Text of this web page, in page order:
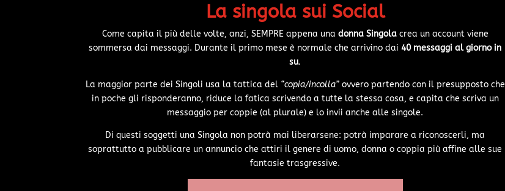
La singola sui Social
Come capita il più delle volte, anzi, SEMPRE appena una donna Singolacrea un account viene
sommersa dai messaggi. Durante il primo mese è normale che arrivino dai40 messaggi al giorno in
su.
La maggior parte dei Singoli usa la tattica del “copia/incolla”ovvero partendo con il presupposto che
in poche gli risponderanno, riduce la fatica scrivendo a tutte la stessa cosa, e capita che scriva un
messaggio per coppie (al plurale) e lo invii anche alle singole.
Di questi soggetti una Singola non potrà mai liberarsene: potrà imparare a riconoscerli, ma
soprattutto a pubblicare un annuncio che attiri il genere di uomo, donna o coppia più affine alle sue
fantasie trasgressive.